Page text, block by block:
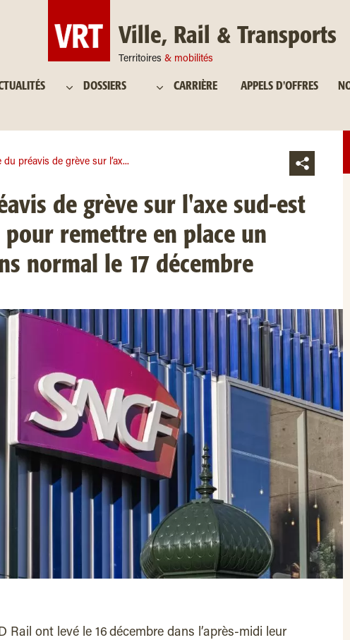
Ville, Rail & Transports
Territoires & mobilités
DOSSIERS CARRIÈRE APPELS D'OFFRES
du préavis de grève sur l’ax...
de grève sur l'axe sud-est
remettre en place un
normal le 17 décembre
Rail ont levé le 16 décembre dans l’après-midi leur